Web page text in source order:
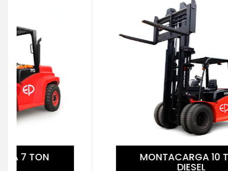
MONTACARGA 10 TON